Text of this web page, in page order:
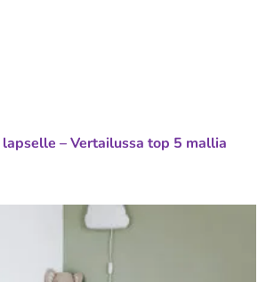
lapselle – Vertailussa top 5 mallia